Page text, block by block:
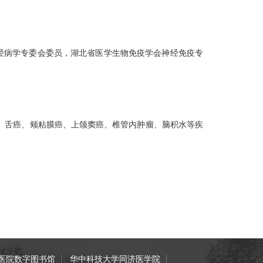
学专委会委员，湖北省医学生物免疫学会神经免疫专
癌、颊粘膜癌、上颌窦癌、椎管内肿瘤、脑积水等疾
院数字图书馆 华中科技大学同济医学院